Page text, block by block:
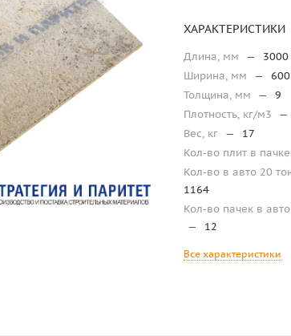
ХАРАКТЕРИСТИКИ
Длина, мм —
3000
Ширина, мм
—
600
Толщина, мм
—
9
Плотность, кг/м3
—
Вес, кг —
17
Кол-во плит в
Кол-во в авто 20
1164
Кол-во пачек в
—
12
Все характеристики